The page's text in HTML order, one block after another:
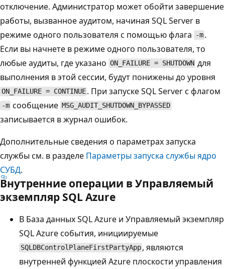
отключение. Администратор может обойти завершение
работы, вызванное аудитом, начиная SQL Server в
режиме одного пользователя с помощью флага
-m .
Если вы начнете в режиме одного пользователя, то
любые аудиты, где указано ON_FAILURE = SHUTDOWN для
выполнения в этой сессии, будут понижены до уровня
ON_FAILURE = CONTINUE . При запуске SQL Server с флагом
-m сообщение MSG_AUDIT_SHUTDOWN_BYPASSED
записывается в журнал ошибок.
Дополнительные сведения о параметрах запуска
службы см. в разделе Параметры запуска службы ядро
СУБД.
Внутренние операции в Управляемый
экземпляр SQL Azure
В База данных SQL Azure и Управляемый экземпляр
SQL Azure события, инициируемые
SQLDBControlPlaneFirstPartyApp , являются
внутренней функцией Azure плоскости управления